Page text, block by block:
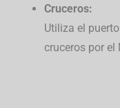
Cruceros:
Utiliza el
cruceros por el